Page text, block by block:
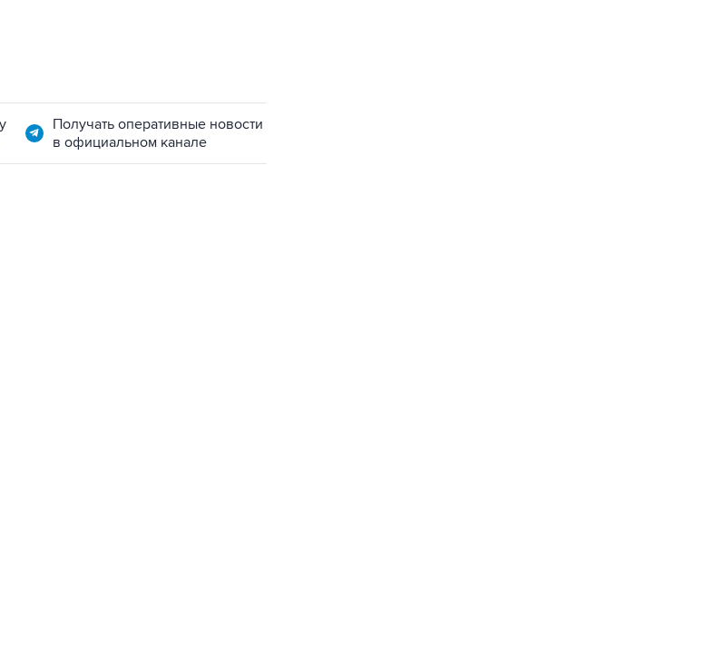
Получать оперативные новости
в официальном канале